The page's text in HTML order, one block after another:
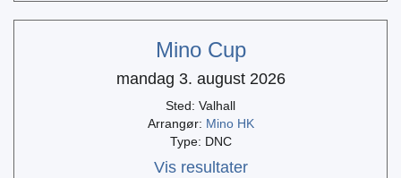
Mino Cup
mandag 3. august 2026
Sted: Valhall
Arrangør: Mino HK
Type: DNC
Vis resultater